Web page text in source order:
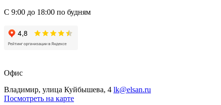
С 9:00 до 18:00 по будням
Офис
Владимир, улица Куйбышева, 4 lk@elsan.ru
Посмотреть на карте